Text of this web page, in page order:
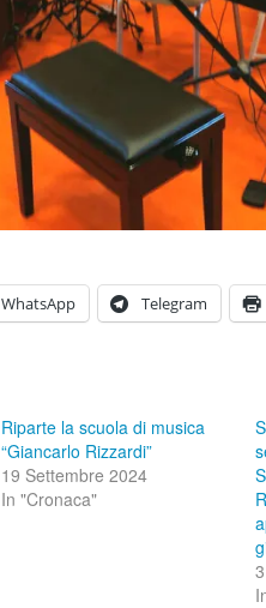
WhatsApp Telegram
Riparte la scuola di musica
“Giancarlo Rizzardi”
19 Settembre 2024
In "Cronaca"